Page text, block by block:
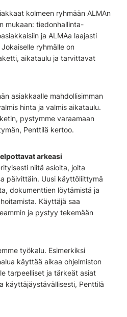
kolmeen ryhmään ALMAn
mukaan: tiedonhallinta-
ja ALMAa laajasti
ryhmälle on
aikataulu ja tarvittavat
asiakkaalle mahdollisimman
hinta ja valmis aikataulu.
pystymme varaamaan
Penttilä kertoo.
arkeasi
niitä asioita, joita
päivittäin. Uusi käyttöliittymä
dokumenttien löytämistä ja
Käyttäjä saa
ja pystyy tekemään
työkalu. Esimerkiksi
käyttää aikaa ohjelmiston
tarpeelliset ja tärkeät asiat
käyttäjäystävällisesti, Penttilä